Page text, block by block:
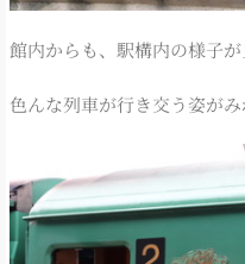
館内からも、駅構内の様子が
色んな列車が行き交う姿がみ